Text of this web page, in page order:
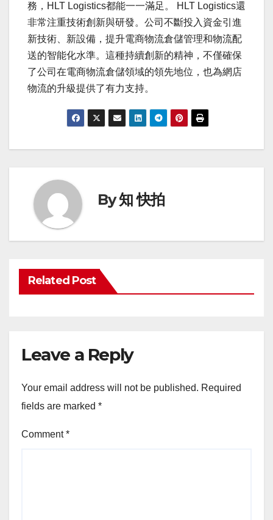
務，HLT Logistics都能一一滿足。 HLT Logistics還
非常注重技術創新與研發。公司不斷投入資金引進
新技術、新設備，提升電商物流倉儲管理和物流配
送的智能化水準。這種持續創新的精神，不僅確保
了公司在電商物流倉儲領域的領先地位，也為網店
物流的升級提供了有力支持。
By知 快拍
Related Post
Leave a Reply
Your email address will not be published. Required
fields are marked *
Comment*